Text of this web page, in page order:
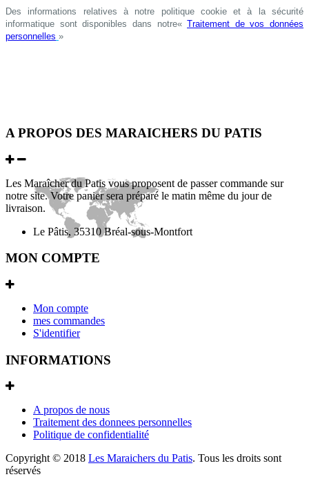
Des informations relatives à notre politique cookie et à la sécurité
informatique sont disponibles dans notre«Traitement de vos données
personnelles »
A PROPOS DES MARAICHERS DU PATIS
Les Maraîcher du Patis vous proposent de passer commande sur
notre site. Votre panier sera préparé le matin même du jour de
livraison.
Le Pâtis, 35310 Bréal-sous-Montfort
MON COMPTE
Mon compte
mes commandes
S'identifier
INFORMATIONS
A propos de nous
Traitement des donnees personnelles
Politique de confidentialité
Copyright © 2018 Les Maraichers du Patis. Tous les droits sont
réservés